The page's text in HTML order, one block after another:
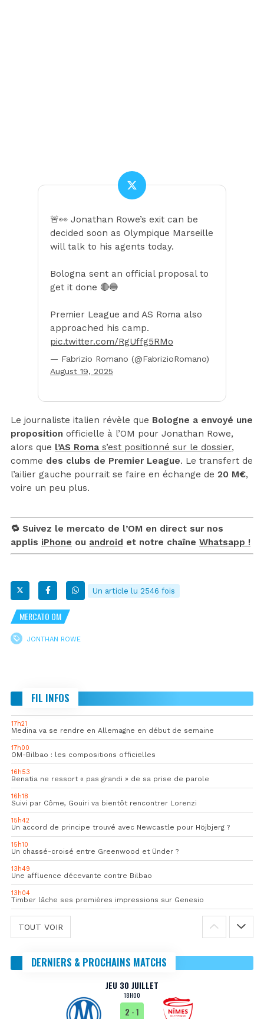
🚨👀 Jonathan Rowe’s exit can be
decided soon as Olympique Marseille
will talk to his agents today.
Bologna sent an official proposal to
get it done 🔴🔵
Premier League and AS Roma also
approached his camp.
pic.twitter.com/RgUffg5RMo
— Fabrizio Romano (@FabrizioRomano)
August 19, 2025
Le journaliste italien révèle que Bologne a envoyé une
proposition officielle à l’OM pour Jonathan Rowe,
alors que l’AS Roma s’est positionné sur le dossier,
comme des clubs de Premier League. Le transfert de
l’ailier gauche pourrait se faire en échange de 20 M€,
voire un peu plus.
🔁 Suivez le mercato de l’OM en direct sur nos
applis iPhone ou android et notre chaîne Whatsapp !
Un article lu 2546 fois
MERCATO OM
JONTHAN ROWE
FIL INFOS
17h21
Medina va se rendre en Allemagne en début de semaine
17h00
OM-Bilbao : les compositions officielles
16h53
Benatia ne ressort « pas grandi » de sa prise de parole
16h18
Suivi par Côme, Gouiri va bientôt rencontrer Lorenzi
15h42
Un accord de principe trouvé avec Newcastle pour Höjbjerg ?
15h10
Un chassé-croisé entre Greenwood et Ünder ?
13h49
Une affluence décevante contre Bilbao
13h04
Timber lâche ses premières impressions sur Genesio
TOUT VOIR
DERNIERS & PROCHAINS MATCHS
JEU 30 JUILLET
18H00
2 - 1